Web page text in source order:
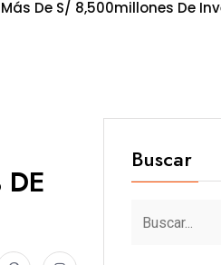
De Inversión
Buscar